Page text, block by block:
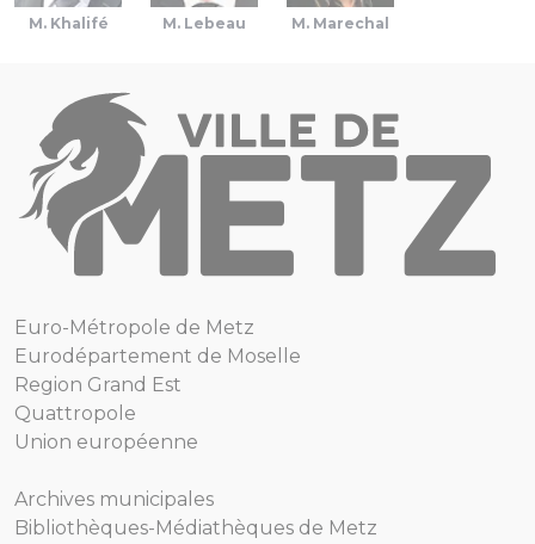
M. Khalifé M. Lebeau M. Marechal
Euro-Métropole de Metz
Eurodépartement de Moselle
Region Grand Est
Quattropole
Union européenne
Archives municipales
Bibliothèques-Médiathèques de Metz